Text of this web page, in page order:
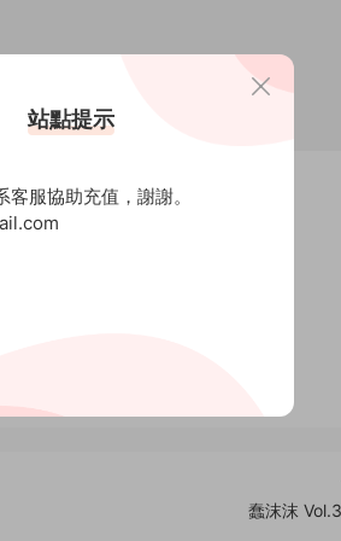
蠢沫沫
站點提示
客服協助充值，謝謝。